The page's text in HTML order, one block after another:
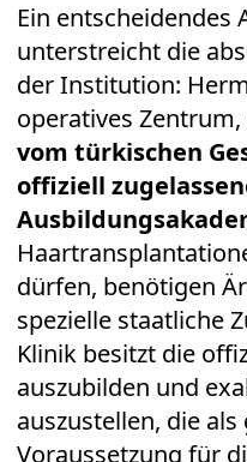
Ein
unterstreicht die
der Institution:
operatives
vom türkischen
offiziell
dürfen, benötigen
spezielle staatliche
Klinik besitzt die
auszubilden und
auszustellen, die als
Voraussetzung für